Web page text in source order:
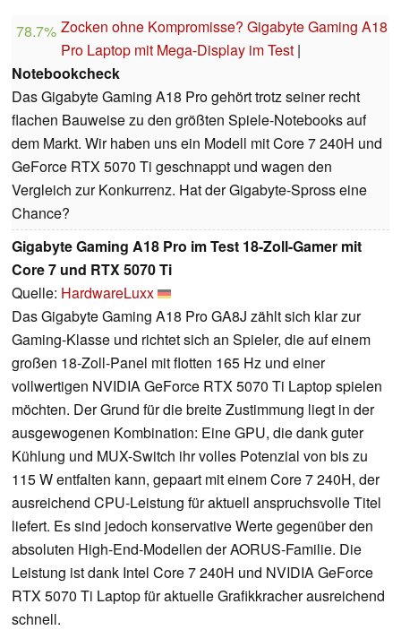
78.7% Zocken ohne Kompromisse? Gigabyte Gaming A18
Pro Laptop mit Mega-Display im Test |
Notebookcheck
Das Gigabyte Gaming A18 Pro gehört trotz seiner recht
flachen Bauweise zu den größten Spiele-Notebooks auf
dem Markt. Wir haben uns ein Modell mit Core 7 240H und
GeForce RTX 5070 Ti geschnappt und wagen den
Vergleich zur Konkurrenz. Hat der Gigabyte-Spross eine
Chance?
Gigabyte Gaming A18 Pro im Test 18-Zoll-Gamer mit
Core 7 und RTX 5070 Ti
Quelle: HardwareLuxx
Das Gigabyte Gaming A18 Pro GA8J zählt sich klar zur
Gaming-Klasse und richtet sich an Spieler, die auf einem
großen 18-Zoll-Panel mit flotten 165 Hz und einer
vollwertigen NVIDIA GeForce RTX 5070 Ti Laptop spielen
möchten. Der Grund für die breite Zustimmung liegt in der
ausgewogenen Kombination: Eine GPU, die dank guter
Kühlung und MUX-Switch ihr volles Potenzial von bis zu
115 W entfalten kann, gepaart mit einem Core 7 240H, der
ausreichend CPU-Leistung für aktuell anspruchsvolle Titel
liefert. Es sind jedoch konservative Werte gegenüber den
absoluten High-End-Modellen der AORUS-Familie. Die
Leistung ist dank Intel Core 7 240H und NVIDIA GeForce
RTX 5070 Ti Laptop für aktuelle Grafikkracher ausreichend
schnell.